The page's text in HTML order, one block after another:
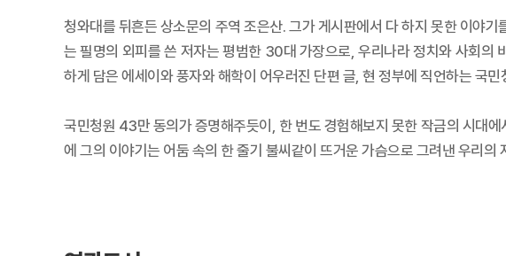
청와대를 뒤흔든 상소문의 주역 조은산. 그가 게시판에서 다 하지 못한 이야
는 필명의 외피를 쓴 저자는 평범한 30대 가장으로, 우리나라 정치와 사회의
하게 담은 에세이와 풍자와 해학이 어우러진 단편 글, 현 정부에 직언하는 국
국민청원 43만 동의가 증명해주듯이, 한 번도 경험해보지 못한 작금의 시대
에 그의 이야기는 어둠 속의 한 줄기 불씨같이 뜨거운 가슴으로 그려낸 우리의